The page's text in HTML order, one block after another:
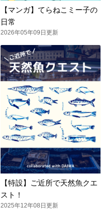
【マンガ】てらねこミー子の
日常
2026年05年09日更新
【特設】ご近所で天然魚クエ
スト！
2025年12年08日更新